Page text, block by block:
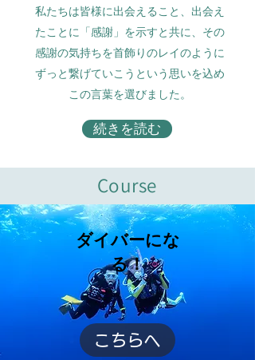
​私たちは皆様に出会えること、出会え
たことに「感謝」を示すと共に、その
感謝の気持ちを首飾りのレイのように
ずっと繋げていこうという思いを込め
この言葉を選びました。
続きを読む
Course
​ダイバーにな
る！
こちらへ